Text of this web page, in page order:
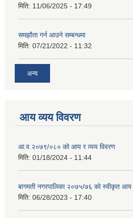
मिति: 11/06/2025 - 17:49
समझौता गर्न आउने सम्बन्धमा
मिति: 07/21/2022 - 11:32
अन्य
आय व्यय विवरण
आ.व.२०७९/०८० को आय र व्यय विवरण
मिति: 01/18/2024 - 11:44
बागमती नगरपालिका २०७५/७६ को स्वीकृत आय
मिति: 06/28/2023 - 17:40